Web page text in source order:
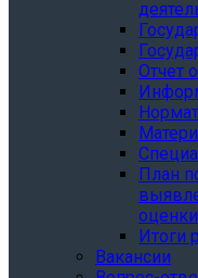
Отчет
План
Итоги
Вакансии